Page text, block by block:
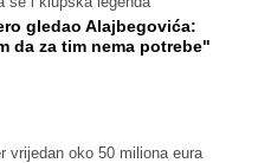
gledao Alajbegovića:
da za tim nema potrebe"
vrijedan oko 50 miliona eura